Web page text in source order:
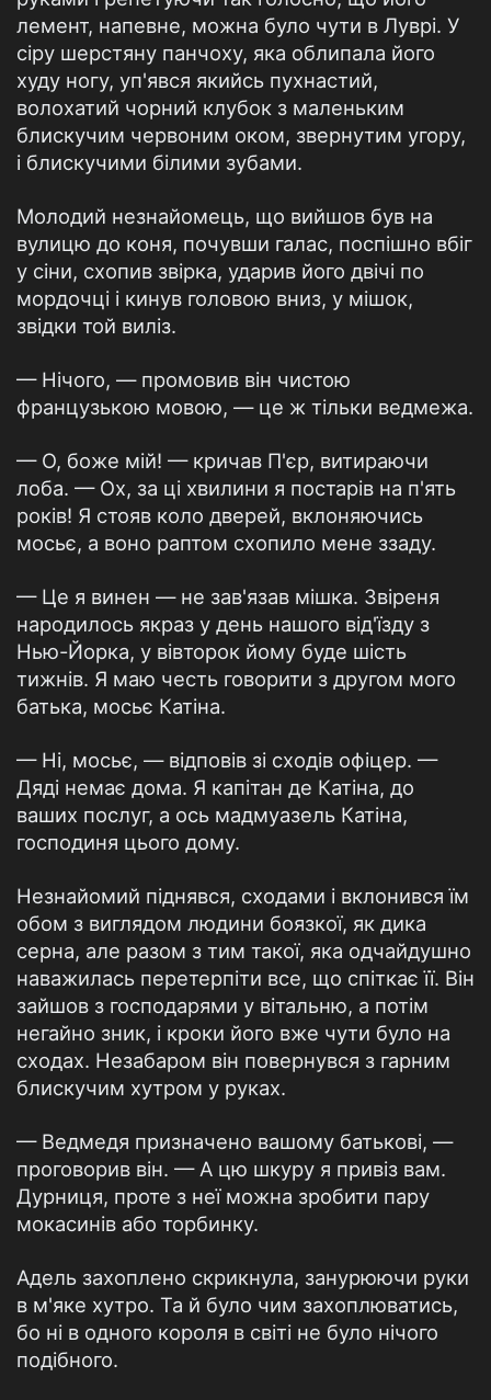
лемент, напевне, можна було чути в Луврі. У
сіру шерстяну панчоху, яка облипала його
худу ногу, уп'явся якийсь пухнастий,
волохатий чорний клубок з маленьким
блискучим червоним оком, звернутим угору,
і блискучими білими зубами.
Молодий незнайомець, що вийшов був на
вулицю до коня, почувши галас, поспішно вбіг
у сіни, схопив звірка, ударив його двічі по
мордочці і кинув головою вниз, у мішок,
звідки той виліз.
— Нічого, — промовив він чистою
французькою мовою, — це ж тільки ведмежа.
— О, боже мій! — кричав П'єр, витираючи
лоба. — Ох, за ці хвилини я постарів на п'ять
років! Я стояв коло дверей, вклоняючись
мосьє, а воно раптом схопило мене ззаду.
— Це я винен — не зав'язав мішка. Звіреня
народилось якраз у день нашого від'їзду з
Нью-Йорка, у вівторок йому буде шість
тижнів. Я маю честь говорити з другом мого
батька, мосьє Катіна.
— Ні, мосьє, — відповів зі сходів офіцер. —
Дяді немає дома. Я капітан де Катіна, до
ваших послуг, а ось мадмуазель Катіна,
господиня цього дому.
Незнайомий піднявся, сходами і вклонився їм
обом з виглядом людини боязкої, як дика
серна, але разом з тим такої, яка одчайдушно
наважилась перетерпіти все, що спіткає її. Він
зайшов з господарями у вітальню, а потім
негайно зник, і кроки його вже чути було на
сходах. Незабаром він повернувся з гарним
блискучим хутром у руках.
— Ведмедя призначено вашому батькові, —
проговорив він. — А цю шкуру я привіз вам.
Дурниця, проте з неї можна зробити пару
мокасинів або торбинку.
Адель захоплено скрикнула, занурюючи руки
в м'яке хутро. Та й було чим захоплюватись,
бо ні в одного короля в світі не було нічого
подібного.